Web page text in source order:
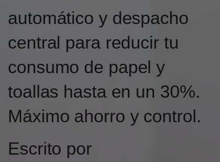
automático y despacho
central para reducir tu
consumo de papel y
toallas hasta en un 30%.
Máximo ahorro y control.
Escrito por